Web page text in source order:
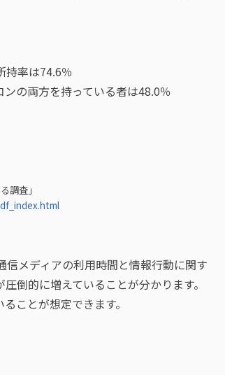
持率は74.6％
の両方を持っている者は48.0％
調査」
メディアの利用時間と情報行動に関す
倒的に増えていることが分かります。
ことが想定できます。